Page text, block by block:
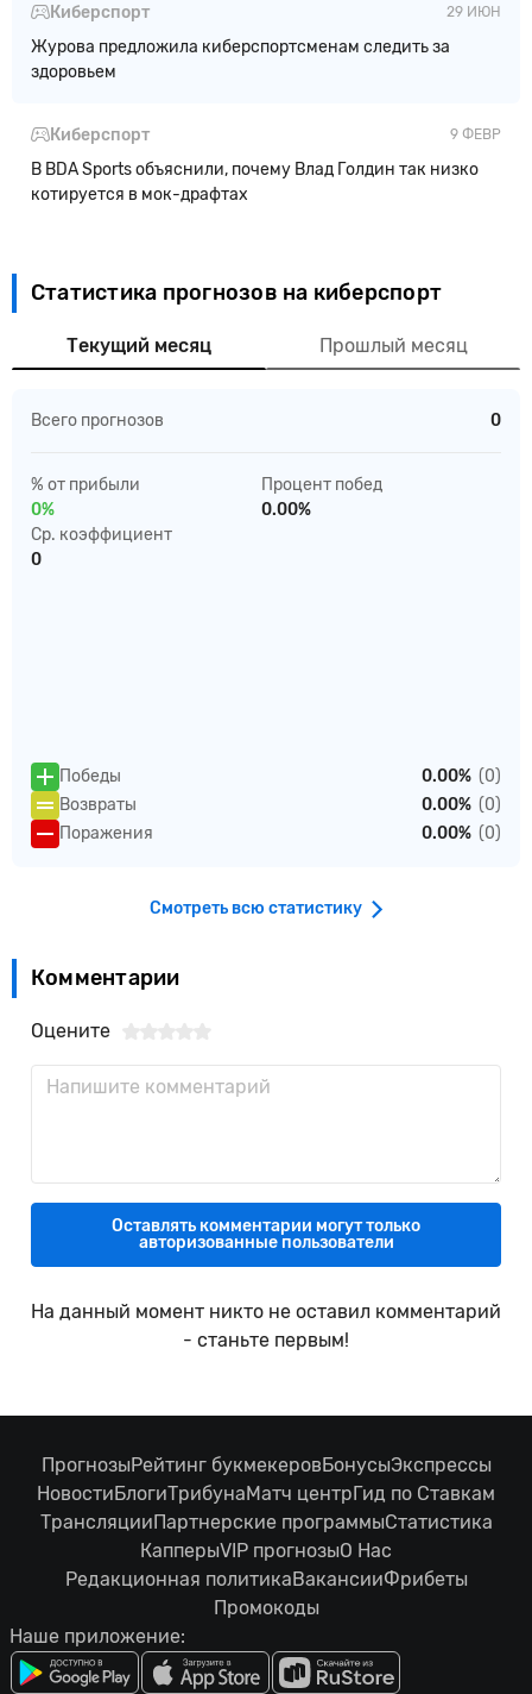
29 ИЮН
Киберспорт
Журова предложила киберспортсменам следить за
здоровьем
9 ФЕВР
Киберспорт
В BDA Sports объяснили, почему Влад Голдин так низко
котируется в мок-драфтах
Статистика прогнозов на киберспорт
Текущий месяц Прошлый месяц
Всего прогнозов 0
% от прибыли
0%
Процент побед
0.00%
Ср. коэффициент
0
Победы 0.00% (0)
Возвраты
0.00% (0)
Поражения
0.00% (0)
Смотреть всю статистику
Комментарии
Оцените
Оставлять комментарии могут только
авторизованные пользователи
На данный момент никто не оставил комментарий
- станьте первым!
ПрогнозыРейтинг букмекеровБонусыЭкспрессы
НовостиБлогиТрибунаМатч центрГид по Ставкам
ТрансляцииПартнерские программыСтатистика
КапперыVIP прогнозыО Нас
Редакционная политикаВакансииФрибеты
Промокоды
Наше приложение: